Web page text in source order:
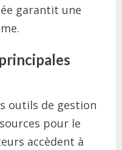
garantit une
outils de gestion
pour le
accèdent à